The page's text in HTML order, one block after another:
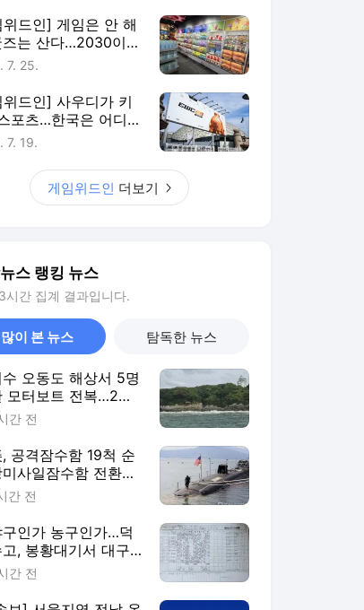
드인] 게임은 안 해
즈는 산다…2030이
남는 법
7. 25.
드인] 사우디가 키
포츠…한국은 어디에
7. 19.
게임위드인 더보기
스 랭킹 뉴스
시간 집계 결과입니다.
많이 본 뉴스 탐독한 뉴스
수 오동도 해상서 5명
모터보트 전복…2명
(종합3보)
간 전
, 공격잠수함 19척 순
미사일잠수함 전환…
견제 강화
간 전
구인가 농구인가…덕
고, 봉황대기서 대구
구SC에 42-0 승리
간 전